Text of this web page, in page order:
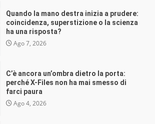
17 spaventa solo noi
nel resto del mondo)
Quando la mano destra inizia a prudere:
coincidenza, superstizione o la scienza
ha una risposta?
Ago 7, 2026
C’è ancora un’ombra dietro la porta:
perché X-Files non ha mai smesso di
farci paura
Ago 4, 2026